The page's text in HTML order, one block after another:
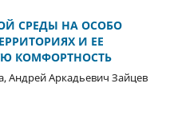
СРЕДЫ НА ОСОБО
И ЕЕ
КОМФОРТНОСТЬ
Андрей Аркадьевич Зайцев